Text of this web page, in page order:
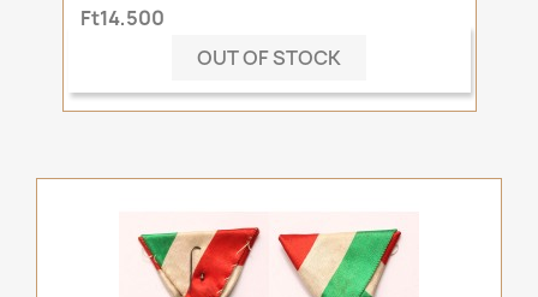
Ft14,500
OUT OF STOCK